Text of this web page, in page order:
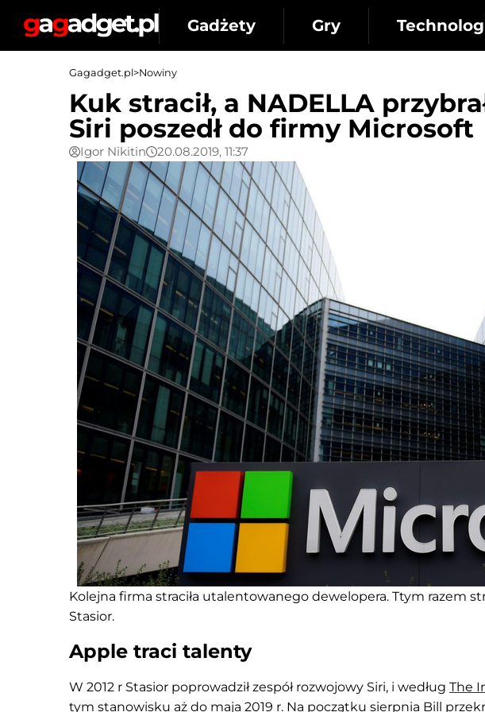
Gadżety Gry
Gagadget.pl>Nowiny
Kuk stracił, a NADELLA
Siri poszedł do firmy Microsoft
Igor Nikitin 20.08.2019, 11:37
Kolejna firma straciła utalentowanego dewelopera. Ttym razem
Stasior.
Apple traci talenty
W 2012 r Stasior poprowadził zespół rozwojowy Siri, i według The
tym stanowisku aż do maja 2019 r. Na początku sierpnia Bill